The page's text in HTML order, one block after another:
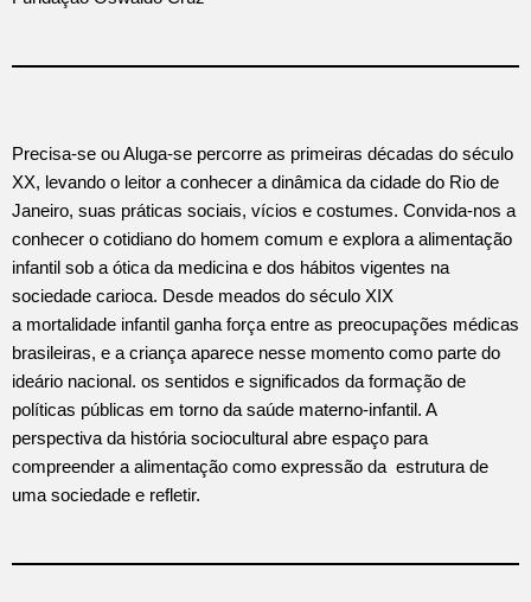
Precisa-se ou Aluga-se percorre as primeiras décadas do século
XX, levando o leitor a conhecer a dinâmica da cidade do Rio de
Janeiro, suas práticas sociais, vícios e costumes. Convida-nos a
conhecer o cotidiano do homem comum e explora a alimentação
infantil sob a ótica da medicina e dos hábitos vigentes na
sociedade carioca. Desde meados do século XIX
a mortalidade infantil ganha força entre as preocupações médicas
brasileiras, e a criança aparece nesse momento como parte do
ideário nacional. os sentidos e significados da formação de
políticas públicas em torno da saúde materno-infantil. A
perspectiva da história sociocultural abre espaço para
compreender a alimentação como expressão da estrutura de
uma sociedade e refletir.